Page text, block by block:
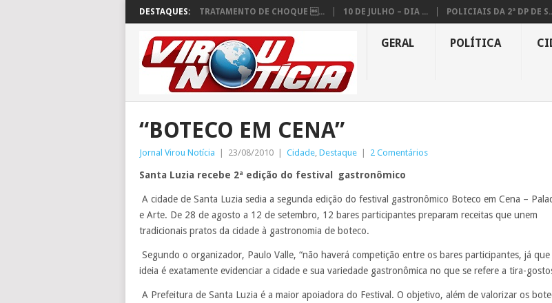
DESTAQUES: TRATAMENTO DE CHOQUE ... 10 DE JULHO – DIA ... POLICIAIS DA 2ª DP DE
GERAL POLÍTICA
“BOTECO EM CENA”
Jornal Virou Notícia 23/08/2010 Cidade, Destaque 2 Comentários
Santa Luzia recebe 2ª edição do festival gastronômico
A cidade de Santa Luzia sedia a segunda edição do festival gastronômico Boteco em Cena –
e Arte. De 28 de agosto a 12 de setembro, 12 bares participantes preparam receitas que unem
tradicionais pratos da cidade à gastronomia de boteco.
Segundo o organizador, Paulo Valle, “não haverá competição entre os bares participantes, já que
ideia é exatamente evidenciar a cidade e sua variedade gastronômica no que se refere a tira-
A Prefeitura de Santa Luzia é a maior apoiadora do Festival. O objetivo, além de valorizar os